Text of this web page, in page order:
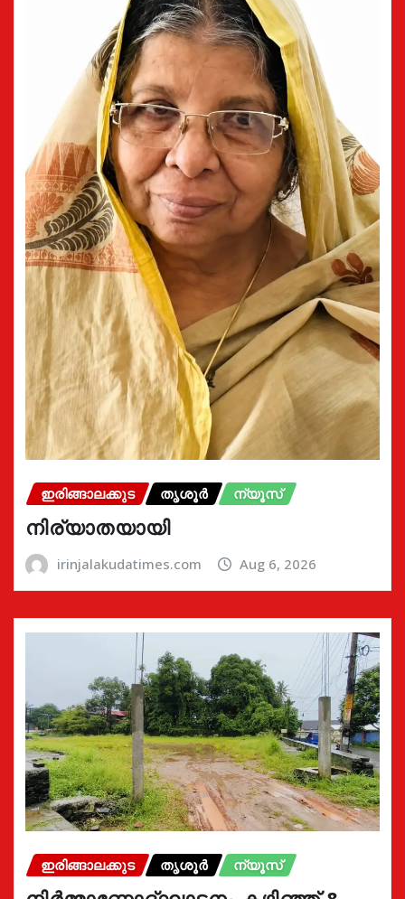
ഇരിങ്ങാലക്കുട തൃശൂർ ന്യൂസ്
നിര്യാതയായി
irinjalakudatimes.com Aug 6, 2026
ഇരിങ്ങാലക്കുട തൃശൂർ ന്യൂസ്